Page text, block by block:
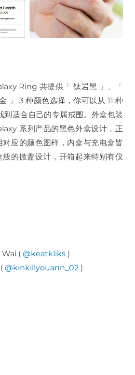
Ring 共提供「 钛岩黑 」、「
」 3 种颜色选择，你可以从 11 种
到适合自己的专属戒围。外盒包装
系列产品的黑色外盒设计，正
应的颜色图样，内盒与充电盒皆
的掀盖设计，开箱起来特别有仪
( @keatkliks )
@kinkillyouann_02 )